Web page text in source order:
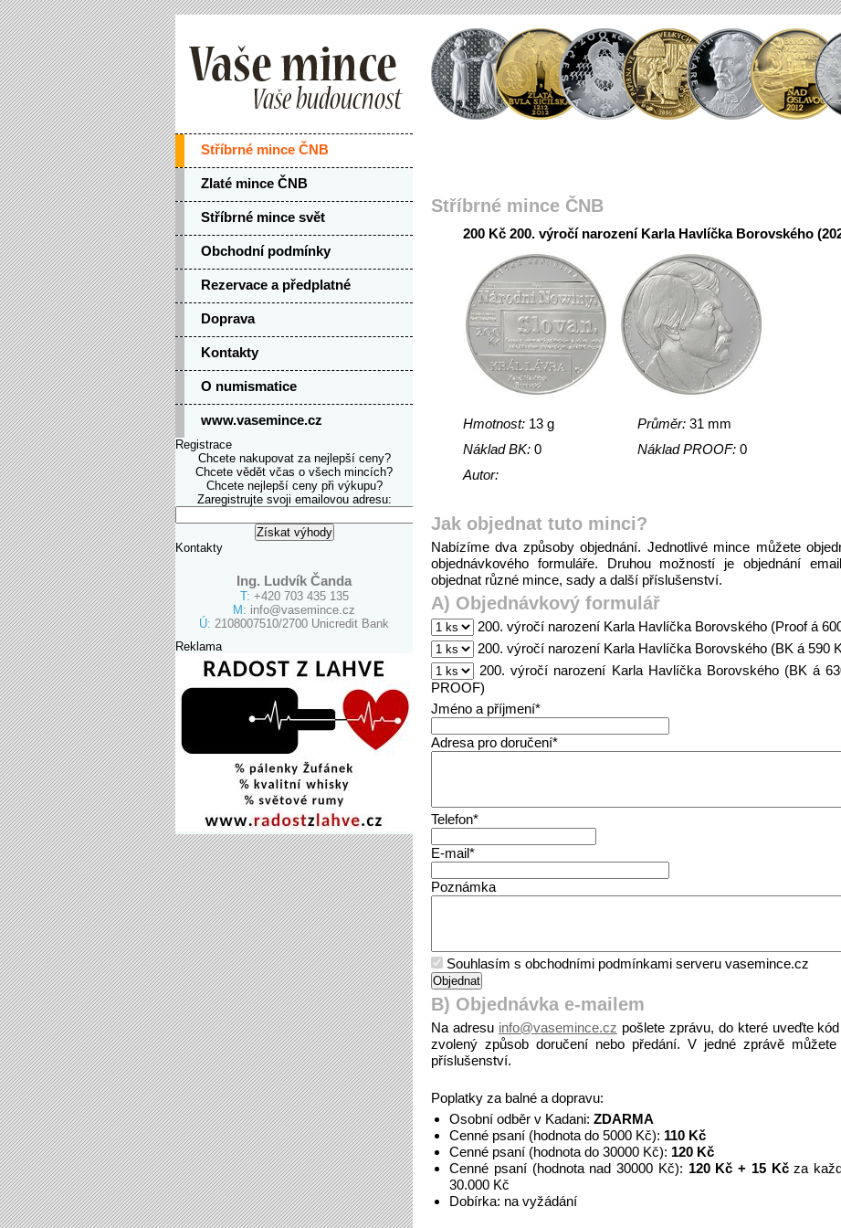
Stříbrné mince ČNB
Zlaté mince ČNB
Stříbrné mince svět
Obchodní podmínky
Rezervace a předplatné
Doprava
Kontakty
O numismatice
www.vasemince.cz
Registrace
Chcete nakupovat za nejlepší ceny?
Chcete vědět včas o všech mincích?
Chcete nejlepší ceny při výkupu?
Zaregistrujte svoji emailovou adresu:
Kontakty
Ing. Ludvík Čanda
T: +420 703 435 135
M: info@vasemince.cz
Ú: 2108007510/2700 Unicredit Bank
Reklama
Stříbrné mince ČNB
200 Kč 200. výročí narození Karla Havlíčka Borovského
Hmotnost: 13 g Průměr: 31 mm
Náklad BK: 0 Náklad PROOF: 0
Autor:
Jak objednat tuto minci?
Nabízíme dva způsoby objednání. Jednotlivé mince můžete
objednávkového formuláře. Druhou možností je objednání
objednat různé mince, sady a další příslušenství.
A) Objednávkový formulář
200. výročí narození Karla Havlíčka Borovského (Proof á
200. výročí narození Karla Havlíčka Borovského (BK á 590
200. výročí narození Karla Havlíčka Borovského (BK á
PROOF)
Jméno a příjmení*
Adresa pro doručení*
Telefon*
E-mail*
Poznámka
Souhlasím s obchodními podmínkami serveru vasemince.cz
B) Objednávka e-mailem
Na adresu info@vasemince.cz pošlete zprávu, do které uveďte
zvolený způsob doručení nebo předání. V jedné zprávě
příslušenství.
Poplatky za balné a dopravu:
Osobní odběr v Kadani: ZDARMA
Cenné psaní (hodnota do 5000 Kč): 110 Kč
Cenné psaní (hodnota do 30000 Kč): 120 Kč
Cenné psaní (hodnota nad 30000 Kč): 120 Kč + 15 Kčza
30.000 Kč
Dobírka: na vyžádání